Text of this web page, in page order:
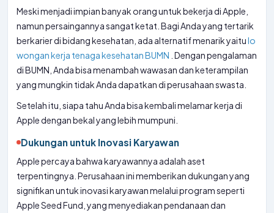
Meski menjadi impian banyak orang untuk bekerja di Apple,
namun persaingannya sangat ketat. Bagi Anda yang tertarik
berkarier di bidang kesehatan, ada alternatif menarik yaitulo
wongan kerja tenaga kesehatan BUMN . Dengan pengalaman
di BUMN, Anda bisa menambah wawasan dan keterampilan
yang mungkin tidak Anda dapatkan di perusahaan swasta.
Setelah itu, siapa tahu Anda bisa kembali melamar kerja di
Apple dengan bekal yang lebih mumpuni.
Dukungan untuk Inovasi Karyawan
Apple percaya bahwa karyawannya adalah aset
terpentingnya. Perusahaan ini memberikan dukungan yang
signifikan untuk inovasi karyawan melalui program seperti
Apple Seed Fund, yang menyediakan pendanaan dan